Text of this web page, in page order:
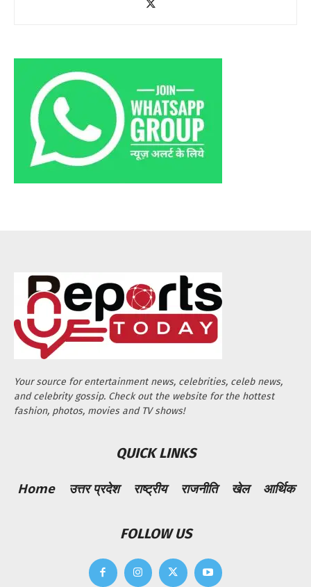
Your source for entertainment news, celebrities, celeb news,
and celebrity gossip. Check out the website for the hottest
fashion, photos, movies and TV shows!
QUICK LINKS
Home उत्तर प्रदेश राष्ट्रीय राजनीति खेल आर्थिक
FOLLOW US